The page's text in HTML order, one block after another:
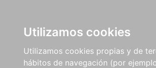
Utilizamos cookies
Utilizamos cookies propias y de
hábitos de navegación (por
LIBROS
MÉTODOS Y
EJERCICIOS